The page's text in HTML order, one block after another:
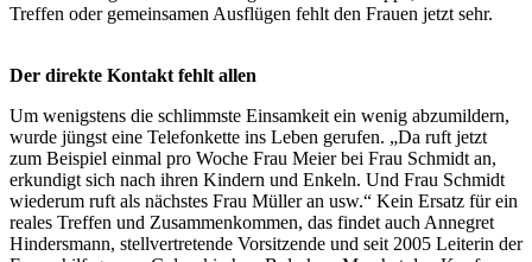
Treffen oder gemeinsamen Ausflügen fehlt den Frauen jetzt sehr.
Der direkte Kontakt fehlt allen
Um wenigstens die schlimmste Einsamkeit ein wenig abzumildern,
wurde jüngst eine Telefonkette ins Leben gerufen. „Da ruft jetzt
zum Beispiel einmal pro Woche Frau Meier bei Frau Schmidt an,
erkundigt sich nach ihren Kindern und Enkeln. Und Frau Schmidt
wiederum ruft als nächstes Frau Müller an usw.“ Kein Ersatz für ein
reales Treffen und Zusammenkommen, das findet auch Annegret
Hindersmann, stellvertretende Vorsitzende und seit 2005 Leiterin der